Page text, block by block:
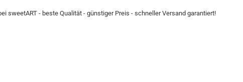
sweetART - beste Qualität - günstiger Preis - schneller Versand garantiert!